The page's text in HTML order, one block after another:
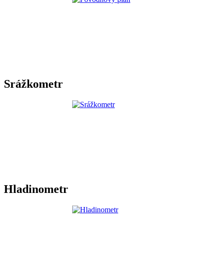
Srážkometr
Hladinometr